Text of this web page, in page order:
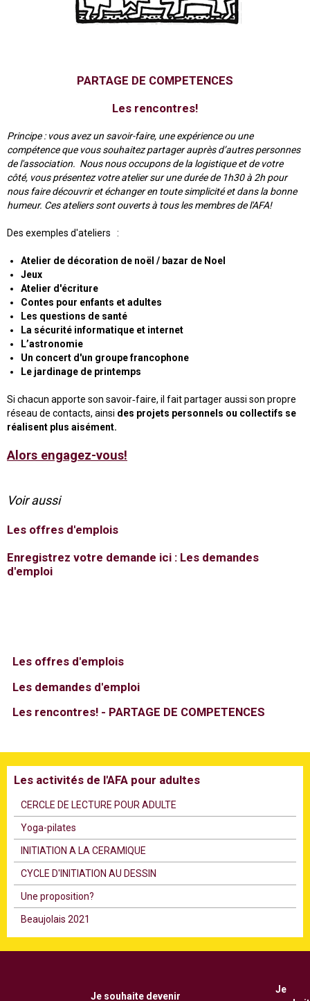
PARTAGE DE COMPETENCES
Les rencontres!
Principe : vous avez un savoir-faire, une expérience ou une
compétence que vous souhaitez partager auprès d’autres personnes
de l'association. Nous nous occupons de la logistique et de votre
côté, vous présentez votre atelier sur une durée de 1h30 à 2h pour
nous faire découvrir et échanger en toute simplicité et dans la bonne
humeur. Ces ateliers sont ouverts à tous les membres de l'AFA!
Des exemples d'ateliers :
Atelier de décoration de noël / bazar de Noel
Jeux
Atelier d'écriture
Contes pour enfants et adultes
Les questions de santé
La sécurité informatique et internet
L’astronomie
Un concert d'un groupe francophone
Le jardinage de printemps
Si chacun apporte son savoir‐faire, il fait partager aussi son propre
réseau de contacts, ainsi des projets personnels ou collectifs se
réalisent plus aisément.
Alors engagez-vous!
Voir aussi
Les offres d'emplois
Enregistrez votre demande ici : Les demandes
d'emploi
Les offres d'emplois
Les demandes d'emploi
Les rencontres! - PARTAGE DE COMPETENCES
Les activités de l'AFA pour adultes
CERCLE DE LECTURE POUR ADULTE
Υoga-pilates
INITIATION A LA CERAMIQUE
CYCLE D'INITIATION AU DESSIN
Une proposition?
Beaujolais 2021
Je souhaite devenir
Je